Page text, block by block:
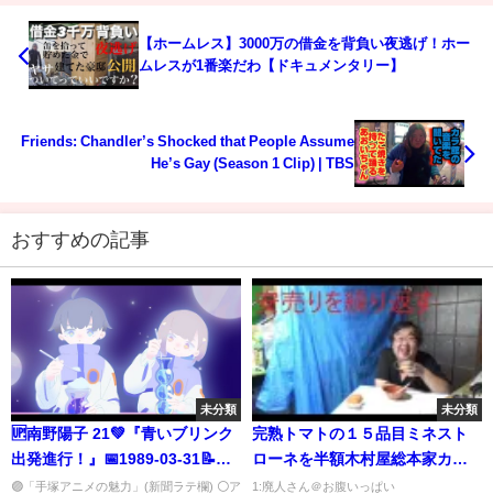
【ホームレス】3000万の借金を背負い夜逃げ！ホー
ムレスが1番楽だわ【ドキュメンタリー】
Friends: Chandler’s Shocked that People Assume
He’s Gay (Season 1 Clip) | TBS
おすすめの記事
未分類
🆙南野陽子 21💚『青いブリンク
出発進行！』📅1989-03-31📝コ
メント／関連コンテンツ
🟣「手塚アニメの魅力」(新聞ラテ欄) ⚪ア
未分類
完熟トマトの１５品目ミネスト
ローネを半額木村屋総本家カレ
ーパンできめる
1:廃人さん＠お腹いっぱい